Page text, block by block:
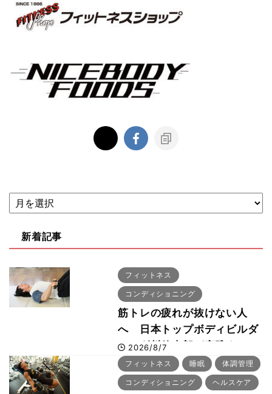
新着記事
フィットネス
コンディショニング
筋トレの疲れが抜けない人
へ 日本トップボディビルダ
ー・刈川啓志郎が実践する
「回復習慣」
2026/8/7
フィットネス 睡眠 体調管理
コンディショニング ヘルスケア